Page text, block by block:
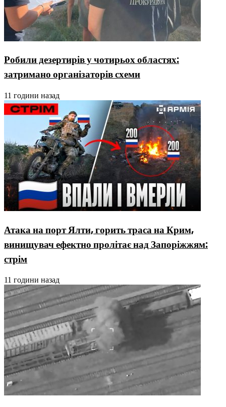
Робили дезертирів у чотирьох областях:
затримано організаторів схеми
11 години назад
Атака на порт Ялти, горить траса на Крим,
винищувач ефектно пролітає над Запоріжжям:
стрім
11 години назад